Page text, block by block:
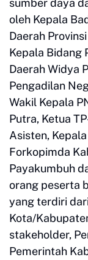
sumber daya
oleh Kepala
Daerah
Kepala Bidang
Daerah Widya
Pengadilan
Wakil Kepala
Putra, Ketua
Asisten,
Forkopimda
Payakumbuh
orang peserta
yang terdiri
Kota/
stakeholder,
Pemerintah